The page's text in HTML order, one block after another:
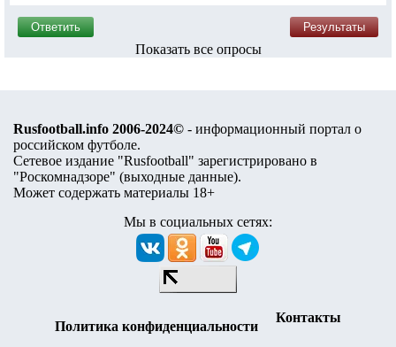
Показать все опросы
Rusfootball.info 2006-2024© - информационный портал о
российском футболе.
Сетевое издание "Rusfootball" зарегистрировано в
"Роскомнадзоре" (выходные данные).
Может содержать материалы 18+
Мы в социальных сетях:
Политика конфиденциальности
Контакты